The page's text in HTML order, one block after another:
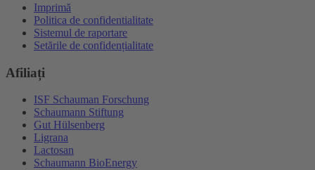
Imprimă
Politica de confidentialitate
Sistemul de raportare
Setările de confidențialitate
Afiliați
ISF Schauman Forschung
Schaumann Stiftung
Gut Hülsenberg
Ligrana
Lactosan
Schaumann BioEnergy